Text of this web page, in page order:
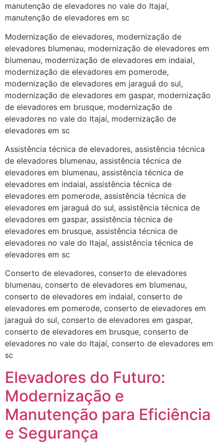
manutenção de elevadores no vale do Itajaí,
manutenção de elevadores em sc
Modernização de elevadores, modernização de
elevadores blumenau, modernização de elevadores em
blumenau, modernização de elevadores em indaial,
modernização de elevadores em pomerode,
modernização de elevadores em jaraguá do sul,
modernização de elevadores em gaspar, modernização
de elevadores em brusque, modernização de
elevadores no vale do Itajaí, modernização de
elevadores em sc
Assistência técnica de elevadores, assistência técnica
de elevadores blumenau, assistência técnica de
elevadores em blumenau, assistência técnica de
elevadores em indaial, assistência técnica de
elevadores em pomerode, assistência técnica de
elevadores em jaraguá do sul, assistência técnica de
elevadores em gaspar, assistência técnica de
elevadores em brusque, assistência técnica de
elevadores no vale do Itajaí, assistência técnica de
elevadores em sc
Conserto de elevadores, conserto de elevadores
blumenau, conserto de elevadores em blumenau,
conserto de elevadores em indaial, conserto de
elevadores em pomerode, conserto de elevadores em
jaraguá do sul, conserto de elevadores em gaspar,
conserto de elevadores em brusque, conserto de
elevadores no vale do Itajaí, conserto de elevadores em
sc
Elevadores do Futuro:
Modernização e
Manutenção para Eficiência
e Segurança